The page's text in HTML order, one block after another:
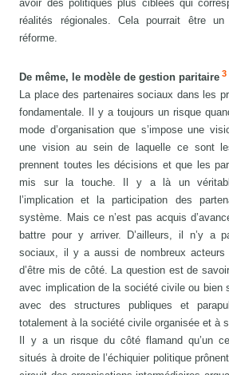
avoir des politiques plus ciblées qui
réalités régionales. Cela pourrait être
réforme.
De même, le modèle de gestion paritaire3
La place des partenaires sociaux dans les
fondamentale. Il y a toujours un risque
mode d’organisation que s’impose une
une vision au sein de laquelle ce sont
prennent toutes les décisions et que les
mis sur la touche. Il y a là un
l’implication et la participation des
système. Mais ce n’est pas acquis
battre pour y arriver. D’ailleurs, il n’y a
sociaux, il y a aussi de nombreux
d’être mis de côté. La question est de
avec implication de la société civile ou bien
avec des structures publiques et
totalement à la société civile organisée et à
Il y a un risque du côté flamand qu’un
situés à droite de l’échiquier politique